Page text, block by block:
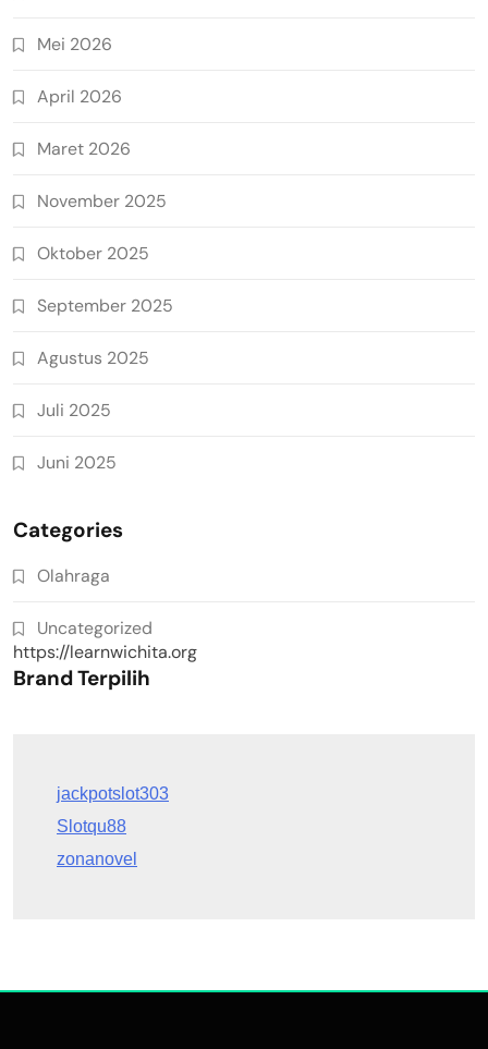
Mei 2026
April 2026
Maret 2026
November 2025
Oktober 2025
September 2025
Agustus 2025
Juli 2025
Juni 2025
Categories
Olahraga
Uncategorized
https://learnwichita.org
Brand Terpilih
Slotqu88
zonanovel